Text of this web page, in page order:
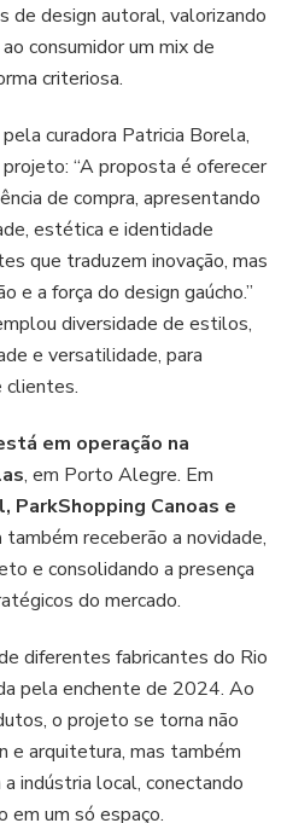
de design autoral, valorizando
consumidor um mix de
criteriosa.
curadora Patricia Borela,
“A proposta é oferecer
de compra, apresentando
estética e identidade
que traduzem inovação, mas
e a força do design gaúcho.”
diversidade de estilos,
e versatilidade, para
clientes.
em operação na
, em Porto Alegre. Em
ParkShopping Canoas e
também receberão a novidade,
e consolidando a presença
do mercado.
diferentes fabricantes do Rio
pela enchente de 2024. Ao
o projeto se torna não
e arquitetura, mas também
indústria local, conectando
em um só espaço.